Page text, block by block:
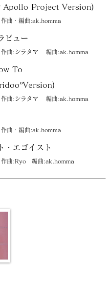
Apollo Project Version)
曲・編曲:ak.homma
ビュー
曲:シラタマ 編曲:ak.homma
To
曲:シラタマ 編曲:ak.homma
曲・編曲:ak.homma
・エゴイスト
曲:Ryo 編曲:ak.homma